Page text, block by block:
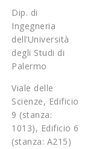
Dip. di
Ingegneria
dell’Università
degli Studi di
Palermo
Viale delle
Scienze, Edificio
9 (stanza:
1013), Edificio 6
(stanza: A215)